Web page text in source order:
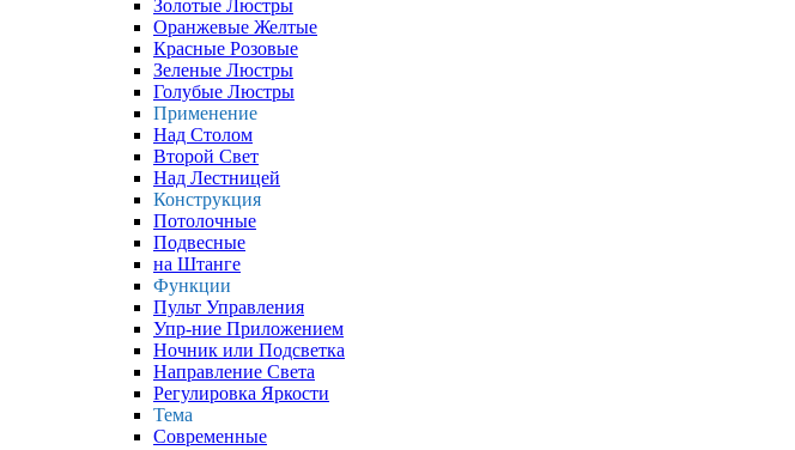
Золотые Люстры
Оранжевые Желтые
Красные Розовые
Зеленые Люстры
Голубые Люстры
Применение
Над Столом
Второй Свет
Над Лестницей
Конструкция
Потолочные
Подвесные
на Штанге
Функции
Пульт Управления
Упр-ние Приложением
Ночник или Подсветка
Направление Света
Регулировка Яркости
Тема
Современные